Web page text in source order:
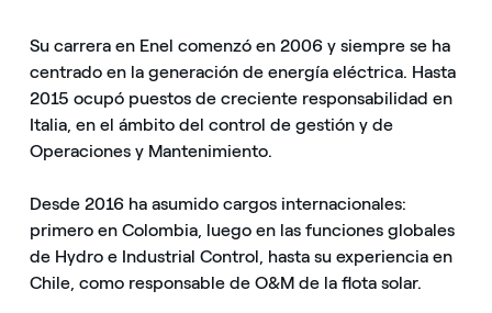
Su carrera en Enel comenzó en 2006 y siempre se ha
centrado en la generación de energía eléctrica. Hasta
2015 ocupó puestos de creciente responsabilidad en
Italia, en el ámbito del control de gestión y de
Operaciones y Mantenimiento.
Desde 2016 ha asumido cargos internacionales:
primero en Colombia, luego en las funciones globales
de Hydro e Industrial Control, hasta su experiencia en
Chile, como responsable de O&M de la flota solar.